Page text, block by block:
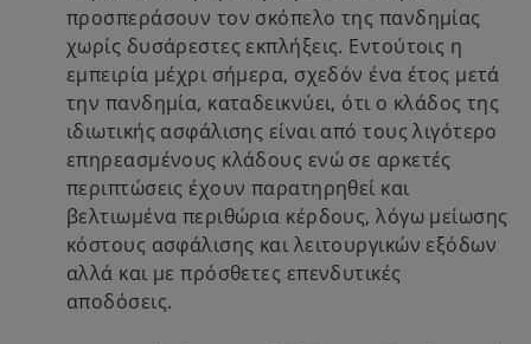
προσπεράσουν τον σκόπελο της πανδημίας
χωρίς δυσάρεστες εκπλήξεις. Εντούτοις η
εμπειρία μέχρι σήμερα, σχεδόν ένα έτος μετά
την πανδημία, καταδεικνύει, ότι ο κλάδος της
ιδιωτικής ασφάλισης είναι από τους λιγότερο
επηρεασμένους κλάδους ενώ σε αρκετές
περιπτώσεις έχουν παρατηρηθεί και
βελτιωμένα περιθώρια κέρδους, λόγω μείωσης
κόστους ασφάλισης και λειτουργικών εξόδων
αλλά και με πρόσθετες επενδυτικές
αποδόσεις.